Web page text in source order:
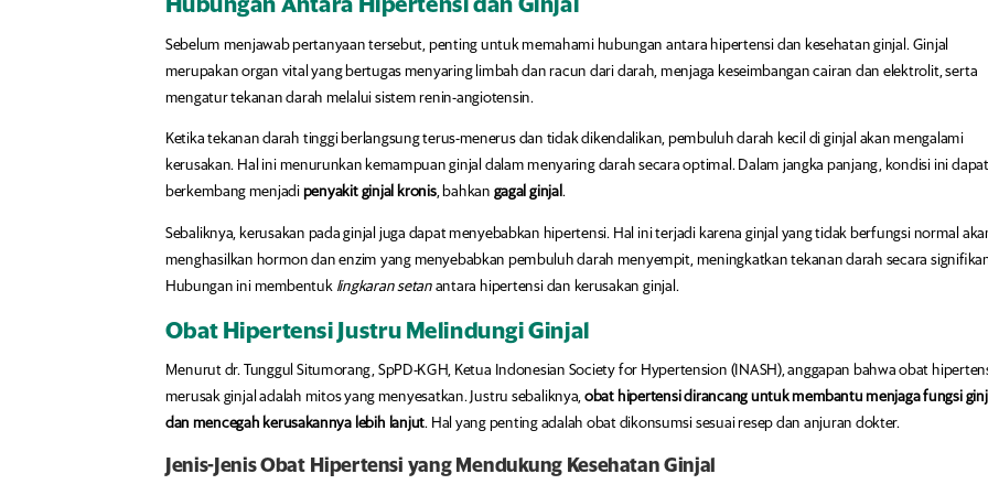
Hubungan Antara Hipertensi dan Ginjal
Sebelum menjawab pertanyaan tersebut, penting untuk memahami hubungan antara hipertensi dan kesehatan ginjal. Ginjal
merupakan organ vital yang bertugas menyaring limbah dan racun dari darah, menjaga keseimbangan cairan dan elektrolit, serta
mengatur tekanan darah melalui sistem renin-angiotensin.
Ketika tekanan darah tinggi berlangsung terus-menerus dan tidak dikendalikan, pembuluh darah kecil di ginjal akan mengalami
kerusakan. Hal ini menurunkan kemampuan ginjal dalam menyaring darah secara optimal. Dalam jangka panjang, kondisi ini dapat
berkembang menjadipenyakit ginjal kronis, bahkan gagal ginjal.
Sebaliknya, kerusakan pada ginjal juga dapat menyebabkan hipertensi. Hal ini terjadi karena ginjal yang tidak berfungsi normal
menghasilkan hormon dan enzim yang menyebabkan pembuluh darah menyempit, meningkatkan tekanan darah secara
Hubungan ini membentuk lingkaran setan antara hipertensi dan kerusakan ginjal.
Obat Hipertensi Justru Melindungi Ginjal
Menurut dr. Tunggul Situmorang, SpPD-KGH, Ketua Indonesian Society for Hypertension (INASH), anggapan bahwa obat
merusak ginjal adalah mitos yang menyesatkan. Justru sebaliknya,obat hipertensi dirancang untuk membantu menjaga fungsi
dan mencegah kerusakannya lebih lanjut. Hal yang penting adalah obat dikonsumsi sesuai resep dan anjuran dokter.
Jenis-Jenis Obat Hipertensi yang Mendukung Kesehatan Ginjal